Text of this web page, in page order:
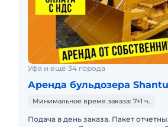
Уфа и ещё 34 города
Аренда бульдозера
Минимальное время заказа: 7+1 ч.
Подача в день заказа. Пакет